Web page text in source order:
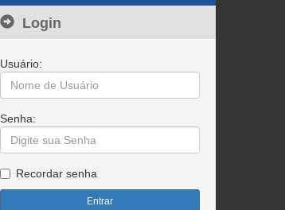
Login
Usuário:
Senha:
Recordar senha